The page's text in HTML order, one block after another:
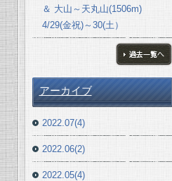
＆ 大山～天丸山(1506m)
4/29(金祝)～30(土）
アーカイブ
2022.07(4)
2022.06(2)
2022.05(4)